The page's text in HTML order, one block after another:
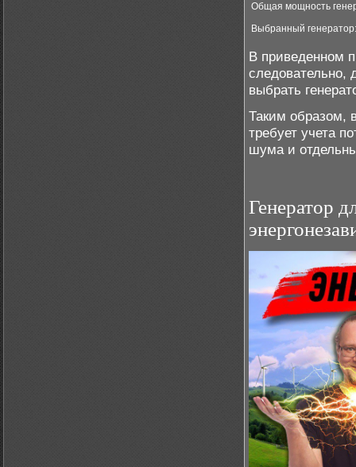
Общая мощность
Выбранный генератор:
В приведенном
следовательно,
выбрать
Таким образом,
требует учета
шума и
Генератор